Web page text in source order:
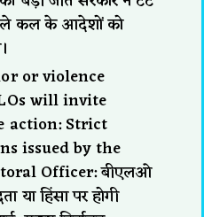
कल के आदेशों को
or violence
will invite
action: Strict
issued by the
Officer: बीएलओ
या हिंसा पर होगी